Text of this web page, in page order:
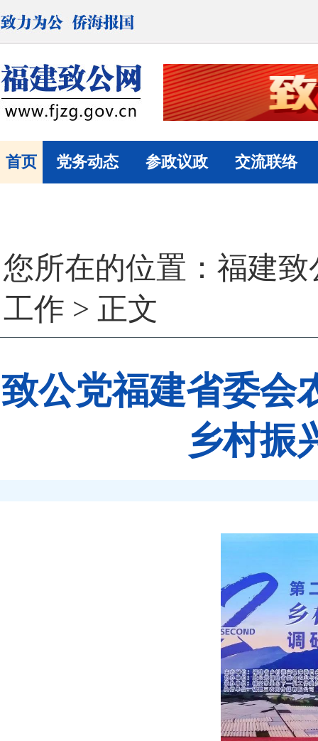
首页 党务动态 参政议政 交流联络
您所在的位置： 福建致
工作 > 正文
致公党福建省委会
乡村振